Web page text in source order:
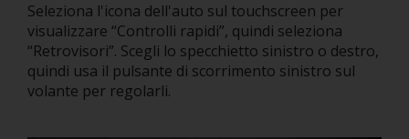
Seleziona l'icona dell'auto sul touchscreen per
visualizzare “Controlli rapidi”, quindi seleziona
“Retrovisori”. Scegli lo specchietto sinistro o destro,
quindi usa il pulsante di scorrimento sinistro sul
volante per regolarli.